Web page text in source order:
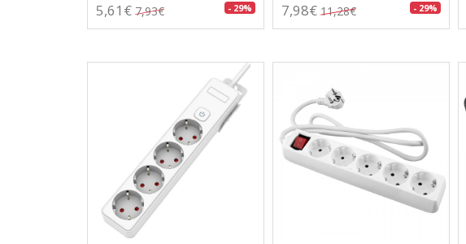
5,61€ 7,93€ - 29% 7,98€ 11,28€ - 29%